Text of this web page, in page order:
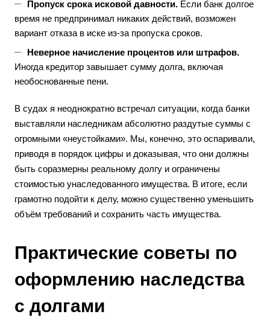
Пропуск срока исковой давности. Если банк долгое
время не предпринимал никаких действий, возможен
вариант отказа в иске из-за пропуска сроков.
Неверное начисление процентов или штрафов.
Иногда кредитор завышает сумму долга, включая
необоснованные пени.
В судах я неоднократно встречал ситуации, когда банки
выставляли наследникам абсолютно раздутые суммы с
огромными «неустойками». Мы, конечно, это оспаривали,
приводя в порядок цифры и доказывая, что они должны
быть соразмерны реальному долгу и ограничены
стоимостью унаследованного имущества. В итоге, если
грамотно подойти к делу, можно существенно уменьшить
объём требований и сохранить часть имущества.
Практические советы по
оформлению наследства
с долгами